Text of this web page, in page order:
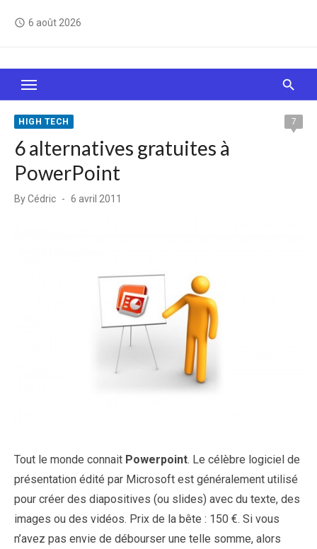
access_time 6 août 2026
Le Web, c'est comme une boîte de chocolats… On
sait jamais sur quoi on va tomber !
HIGH TECH 7
6 alternatives gratuites à
PowerPoint
ByCédric
Posted
6 avril 2011
Tout le monde connait Powerpoint. Le célèbre logiciel de
présentation édité par Microsoft est généralement utilisé
pour créer des diapositives (ou slides) avec du texte, des
images ou des vidéos. Prix de la bête : 150 €. Si vous
n’avez pas envie de débourser une telle somme, alors